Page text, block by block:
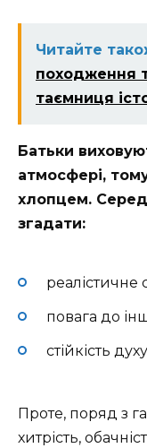
Читайте
походження
таємниця
Батьки
атмосфері,
хлопцем.
згадати:
реалістичне
повага до
стійкість
Проте, поряд з
хитрість,